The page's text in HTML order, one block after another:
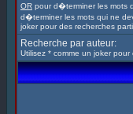
OR pour d�terminer les
d�terminer les mots qui ne
joker pour des recherches
Recherche par auteur:
Utilisez * comme un joker